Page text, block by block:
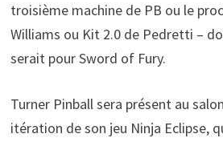
troisième machine de PB ou le
Williams ou Kit 2.0 de Pedretti –
serait pour Sword of Fury.
Turner Pinball sera présent au
itération de son jeu Ninja Eclipse,